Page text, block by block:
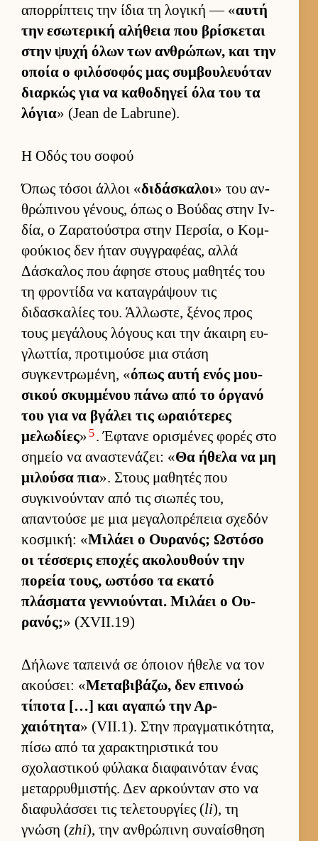
απορ­ρίπτεις την ίδια τη λογική — «αυτή
την εσωτερική αλήθεια που βρίσκεται
στην ψυχή όλων των αν­θρώπων, και την
οποία ο φιλόσοφός μας συμ­βου­λευόταν
διαρ­κώς για να καθοδηγεί όλα του τα
λόγια» (Jean de Labrune).
Η Οδός του σοφού
Όπως τόσοι άλ­λοι «διδάσκαλοι» του αν­
θρώπινου γένους, όπως ο Βού­δας στην Ιν­
δία, ο Ζαρατού­στρα στην Περ­σία, ο Κομ­
φού­κιος δεν ήταν συγ­γραφέας, αλλά
Δάσκαλος που άφησε στους μαθητές του
τη φροντίδα να καταγράψουν τις
διδασκαλίες του. Άλ­λωστε, ξένος προς
τους μεγάλους λόγους και την άκαιρη ευ­
γλωτ­τία, προτιμούσε μια στάση
συγκεντρωμένη, «όπως αυτή ενός μου­
σικού σκυμ­μένου πάνω από το όρ­γανό
του για να βγάλει τις ωραιότερες
μελωδίες» 5. Έφτανε ορισμένες φορές στο
σημείο να αναστενάζει: «Θα ήθελα να μη
μιλούσα πια». Στους μαθητές που
συγκινού­νταν από τις σιω­πές του,
απαντούσε με μια μεγαλοπρέπεια σχεδόν
κοσμική: «Μιλάει ο Ου­ρανός; Ωστόσο
οι τέσ­σερις εποχές ακολου­θούν την
πορεία τους, ωστόσο τα εκατό
πλάσματα γεν­νιού­νται. Μιλάει ο Ου­
ρανός;» (XVII.19)
Δήλωνε ταπεινά σε όποιον ήθελε να τον
ακού­σει: «Μεταβιβάζω, δεν επινοώ
τίποτα […] και αγαπώ την Αρ­
χαιότητα» (VII.1). Στην πραγ­ματικότητα,
πίσω από τα χαρακτηριστικά του
σχολαστικού φύλακα δια­φαι­νόταν ένας
μεταρ­ρυθ­μιστής. Δεν αρ­κού­νταν στο να
δια­φυλάσ­σει τις τελετουρ­γίες (li), τη
γνώση (zhi), την αν­θρώπινη συναί­σθηση